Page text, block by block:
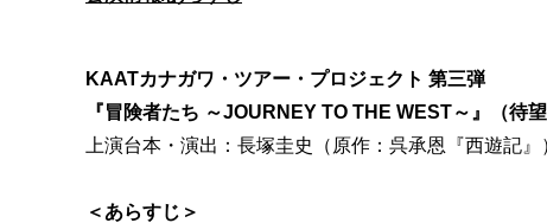
KAATカナガワ・ツアー・プロジェクト 第三弾
『冒険者たち ～JOURNEY TO THE WEST～』（待
上演台本・演出：長塚圭史（原作：呉承恩『西遊記
＜あらすじ＞